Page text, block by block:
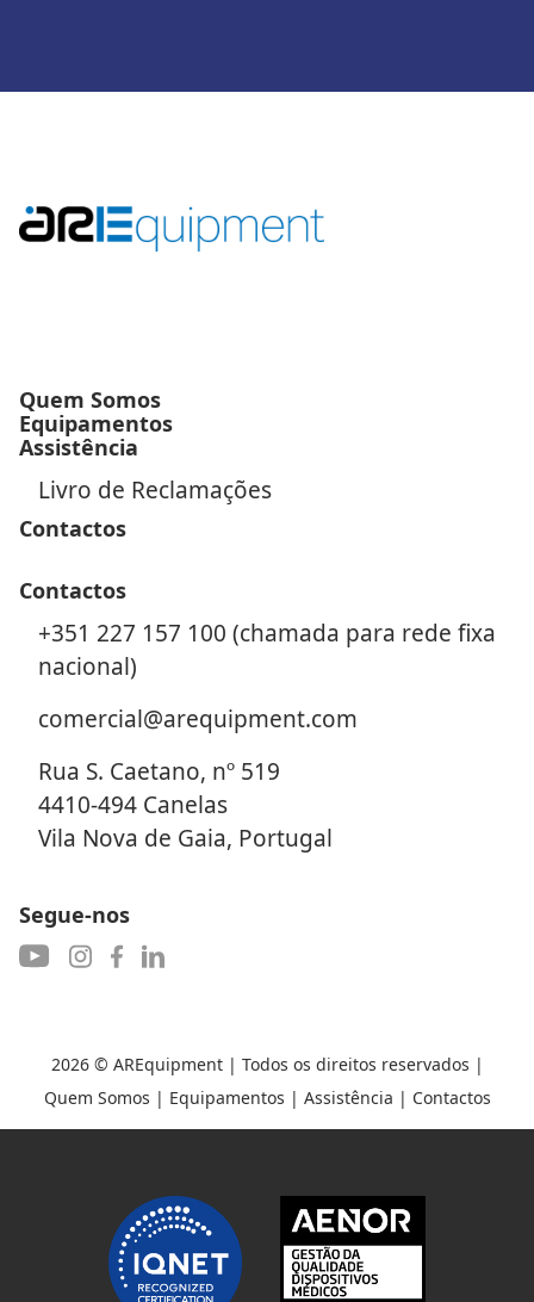
Quem Somos
Equipamentos
Assistência
Livro de Reclamações
Contactos
Contactos
+351 227 157 100 (chamada para rede fixa
nacional)
comercial@arequipment.com
Rua S. Caetano, nº 519
4410-494 Canelas
Vila Nova de Gaia, Portugal
Segue-nos
2026 © AREquipment| Todos os direitos reservados |
Quem Somos | Equipamentos | Assistência | Contactos